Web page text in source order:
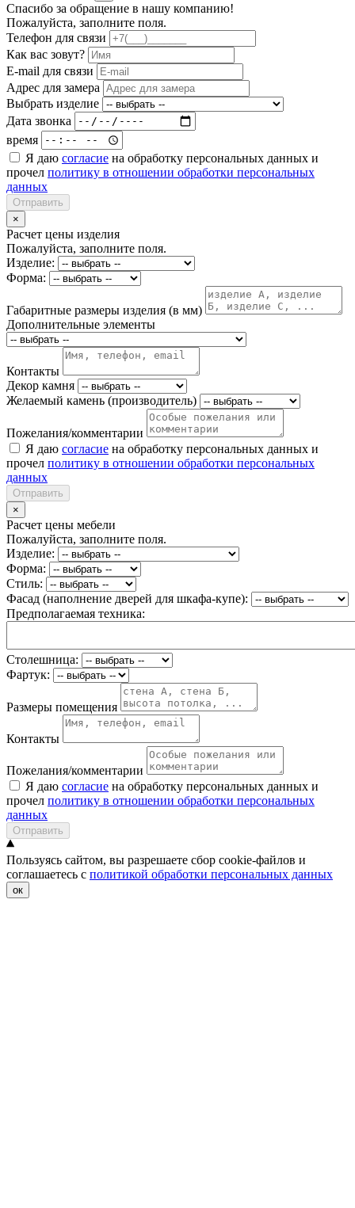
Спасибо за обращение в нашу компанию!
Пожалуйста, заполните поля.
Телефон для связи
Как вас зовут?
E-mail для связи
Адрес для замера
Выбрать изделие
Дата звонка
время
Я даю согласие на обработку персональных данных и
прочел политику в отношении обработки персональных
данных
Отправить
×
Расчет цены изделия
Пожалуйста, заполните поля.
Изделие:
Форма:
Габаритные размеры изделия (в мм)
Дополнительные элементы
Контакты
Декор камня
Желаемый камень (производитель)
Пожелания/комментарии
Я даю согласие на обработку персональных данных и
прочел политику в отношении обработки персональных
данных
Отправить
×
Расчет цены мебели
Пожалуйста, заполните поля.
Изделие:
Форма:
Стиль:
Фасад (наполнение дверей для шкафа-купе):
Предполагаемая техника:
Столешница:
Фартук:
Размеры помещения
Контакты
Пожелания/комментарии
Я даю согласие на обработку персональных данных и
прочел политику в отношении обработки персональных
данных
Отправить
Пользуясь сайтом, вы разрешаете сбор cookie-файлов и
соглашаетесь с политикой обработки персональных данных
ок